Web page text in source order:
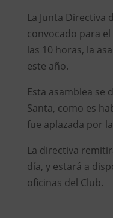
La Junta Directiva
convocado para
las 10 horas, la
este año.
Esta asamblea se
Santa, como es
fue aplazada por
La directiva
día, y estará a
oficinas del Club.